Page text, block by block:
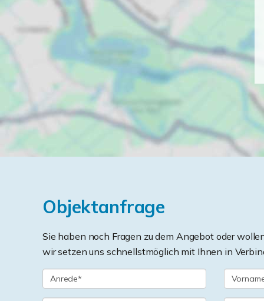
Objektanfrage
Sie haben noch Fragen zu dem Angebot oder
wir setzen uns schnellstmöglich mit Ihnen in